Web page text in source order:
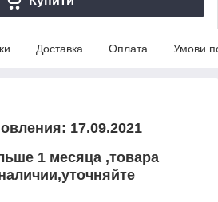
Доставка Оплата Умови
17.09.2021
1 месяца ,товара